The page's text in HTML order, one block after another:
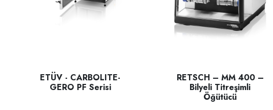
ETÜV - CARBOLITE-
GERO PF Serisi
RETSCH – MM 400 –
Bilyeli Titreşimli
Öğütücü